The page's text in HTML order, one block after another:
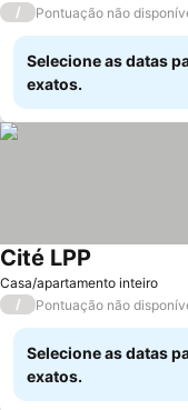
/ Pontuação não
Selecione as datas
exatos.
Casa/apartamento inteiro
Cité LPP
/ Pontuação não
Selecione as datas
exatos.